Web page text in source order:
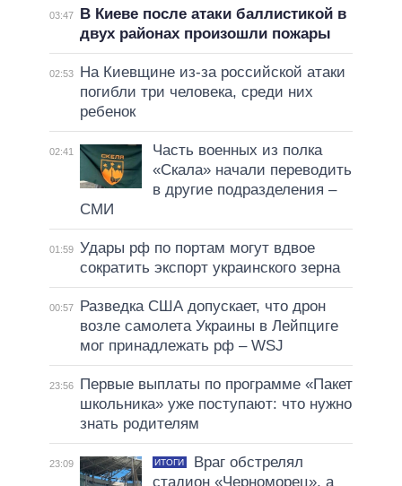
03:47
В Киеве после атаки баллистикой в
двух районах произошли пожары
02:53
На Киевщине из-за российской атаки
погибли три человека, среди них
ребенок
02:41
Часть военных из полка
«Скала» начали переводить
в другие подразделения –
СМИ
01:59 Удары рф по портам могут вдвое
сократить экспорт украинского зерна
00:57
Разведка США допускает, что дрон
возле самолета Украины в Лейпциге
мог принадлежать рф – WSJ
23:56
Первые выплаты по программе «Пакет
школьника» уже поступают: что нужно
знать родителям
23:09 ИТОГИ
Враг обстрелял
стадион «Черноморец», а